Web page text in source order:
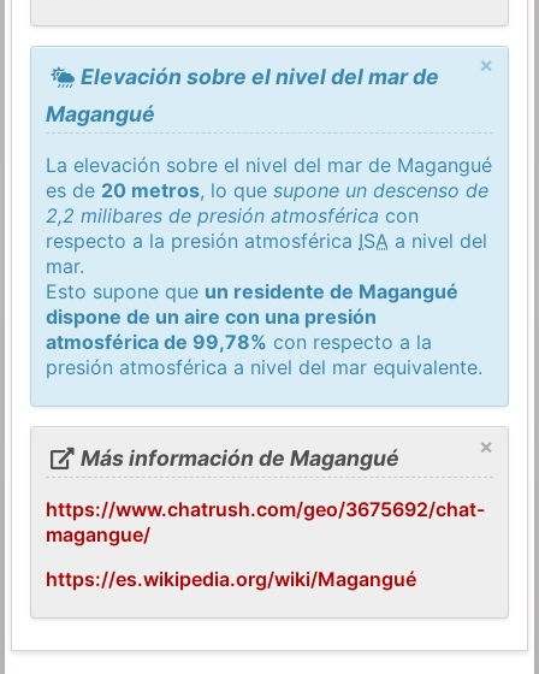
×
Elevación sobre el nivel del mar de
Magangué
La elevación sobre el nivel del mar de Magangué
es de 20 metros, lo quesupone un descenso de
2,2 milibares de presión atmosférica con
respecto a la presión atmosférica ISA a nivel del
mar.
Esto supone que un residente de Magangué
dispone de un aire con una presión
atmosférica de 99,78% con respecto a la
presión atmosférica a nivel del mar equivalente.
×
Más información de Magangué
https://www.chatrush.com/geo/3675692/chat-
magangue/
https://es.wikipedia.org/wiki/Magangué